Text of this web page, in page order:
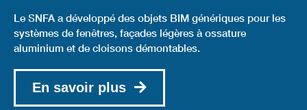
Le SNFA a développé des objets BIM génériques pour les
systèmes de fenêtres, façades légères à ossature
aluminium et de cloisons démontables.
En savoir plus